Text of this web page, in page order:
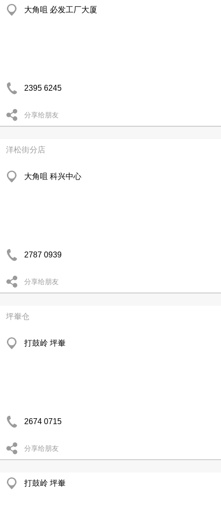
大角咀 必发工厂大厦
2395 6245
分享给朋友
洋松街分店
大角咀 科兴中心
2787 0939
分享给朋友
坪輋仓
打鼓岭 坪輋
2674 0715
分享给朋友
打鼓岭 坪輋